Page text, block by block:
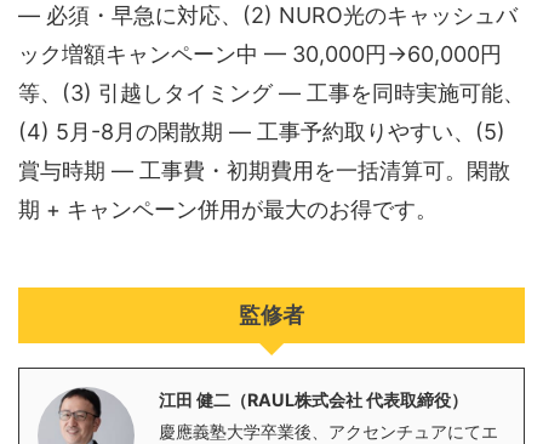
— 必須・早急に対応、(2) NURO光のキャッシュバ
ック増額キャンペーン中 — 30,000円→60,000円
等、(3) 引越しタイミング — 工事を同時実施可能、
(4) 5月-8月の閑散期 — 工事予約取りやすい、(5)
賞与時期 — 工事費・初期費用を一括清算可。閑散
期 + キャンペーン併用が最大のお得です。
監修者
江田 健二（RAUL株式会社 代表取締役）
慶應義塾大学卒業後、アクセンチュアにてエ